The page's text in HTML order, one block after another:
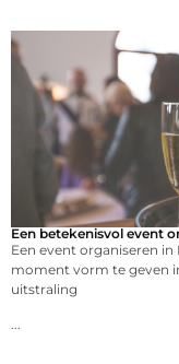
Een betekenisvol event
Een event organiseren
moment vorm te geven
uitstraling
...